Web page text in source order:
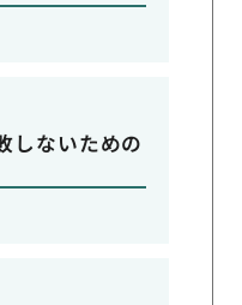
しないための